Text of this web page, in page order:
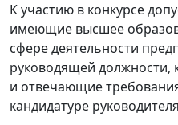
К участию в конкурсе
имеющие высшее
сфере деятельности
руководящей должности,
и отвечающие
кандидатуре